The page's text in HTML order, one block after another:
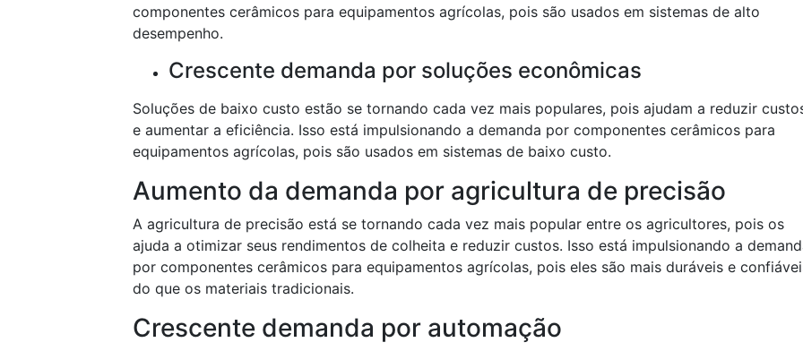
componentes cerâmicos para equipamentos agrícolas, pois são usados em sistemas de alto
desempenho.
Crescente demanda por soluções econômicas
Soluções de baixo custo estão se tornando cada vez mais populares, pois ajudam a reduzir
e aumentar a eficiência. Isso está impulsionando a demanda por componentes cerâmicos para
equipamentos agrícolas, pois são usados em sistemas de baixo custo.
Aumento da demanda por agricultura de precisão
A agricultura de precisão está se tornando cada vez mais popular entre os agricultores, pois os
ajuda a otimizar seus rendimentos de colheita e reduzir custos. Isso está impulsionando a
por componentes cerâmicos para equipamentos agrícolas, pois eles são mais duráveis e
do que os materiais tradicionais.
Crescente demanda por automação